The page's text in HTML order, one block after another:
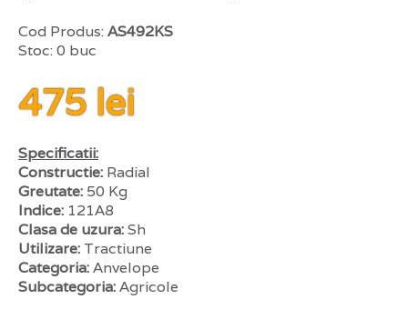
Cod Produs:AS492KS
Stoc: 0 buc
475 lei
Specificatii:
Constructie: Radial
Greutate: 50 Kg
Indice: 121A8
Clasa de uzura:Sh
Utilizare: Tractiune
Categoria:Anvelope
Subcategoria:Agricole